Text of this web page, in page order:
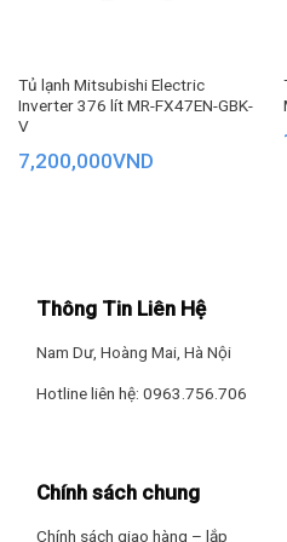
dụng, cung cấp nguồn nước
cần mở tủ gây thất thoát nhiệt,
nước nhiều, đảm bảo vệ sinh,
Tủ lạnh Mitsubishi Electric
Inverter 376 lít MR-FX47EN-GBK-
V
7,200,000VND
Thông Tin Liên Hệ
Nam Dư, Hoàng Mai, Hà Nội
Hotline liên hệ: 0963.756.706
Chính sách chung
Chính sách giao hàng – lắp